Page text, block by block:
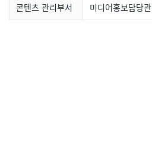
콘텐츠 관리부서 미디어홍보담당관